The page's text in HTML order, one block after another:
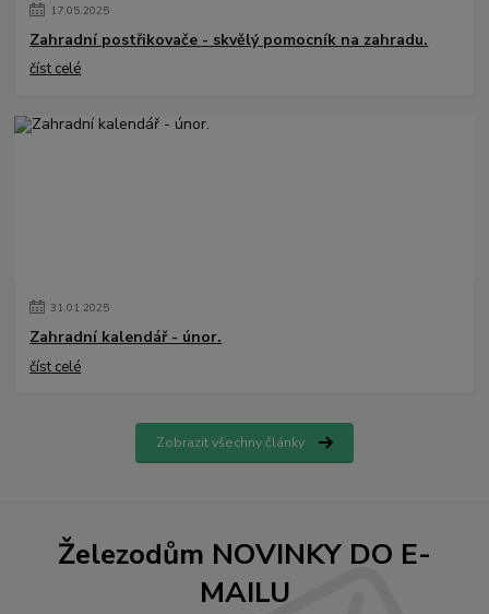
17.05.2025
Zahradní postřikovače - skvělý pomocník na zahradu.
číst celé
31.01.2025
Zahradní kalendář - únor.
číst celé
Zobrazit všechny články
Železodům NOVINKY DO E-
MAILU